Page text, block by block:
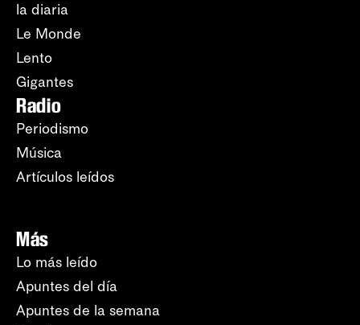
la diaria
Le Monde
Lento
Gigantes
Radio
Periodismo
Música
Artículos leídos
Más
Lo más leído
Apuntes del día
Apuntes de la semana